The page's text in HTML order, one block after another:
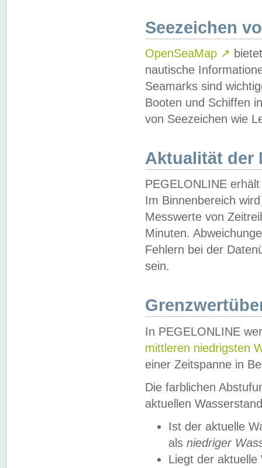
Seezeichen
OpenSeaMap ↗
nautische
Seamarks sind
Booten und Schiffen
von Seezeichen wie
Aktualität der
PEGELONLINE
Im Binnenbereich
Messwerte von
Minuten.
Fehlern bei der
sein.
In PEGELONLINE
mittleren niedrigsten
einer Zeitspanne in
Die farblichen
aktuellen
Ist der aktuelle
als niedriger
Liegt der